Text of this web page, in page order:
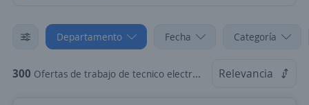
Departamento Fecha Categoría
300 Ofertas de trabajo de tecnico electrico en Cundinamarca Relevancia